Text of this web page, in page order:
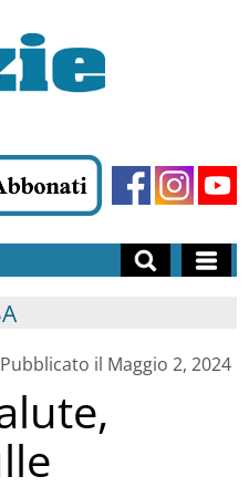
Pubblicato il Maggio 2, 2024